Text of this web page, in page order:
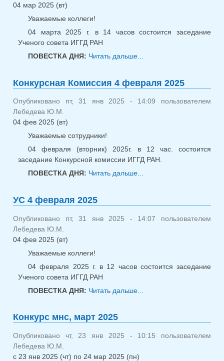
04 мар 2025 (вт)
Уважаемые коллеги!
04 марта 2025 г. в 14 часов состоится заседание
Ученого совета ИГГД РАН
ПОВЕСТКА ДНЯ: Читать дальше...
Конкурсная Комиссия 4 февраля 2025
Опубликовано пт, 31 янв 2025 - 14:09 пользователем
Лебедева Ю.М.
04 фев 2025 (вт)
Уважаемые сотрудники!
04 февраля (вторник) 2025г. в 12 час. состоится
заседание Конкурсной комиссии ИГГД РАН.
ПОВЕСТКА ДНЯ: Читать дальше...
УС 4 февраля 2025
Опубликовано пт, 31 янв 2025 - 14:07 пользователем
Лебедева Ю.М.
04 фев 2025 (вт)
Уважаемые коллеги!
04 февраля 2025 г. в 12 часов состоится заседание
Ученого совета ИГГД РАН
ПОВЕСТКА ДНЯ: Читать дальше...
Конкурс мнс, март 2025
Опубликовано чт, 23 янв 2025 - 10:15 пользователем
Лебедева Ю.М.
с 23 янв 2025 (чт) по 24 мар 2025 (пн)